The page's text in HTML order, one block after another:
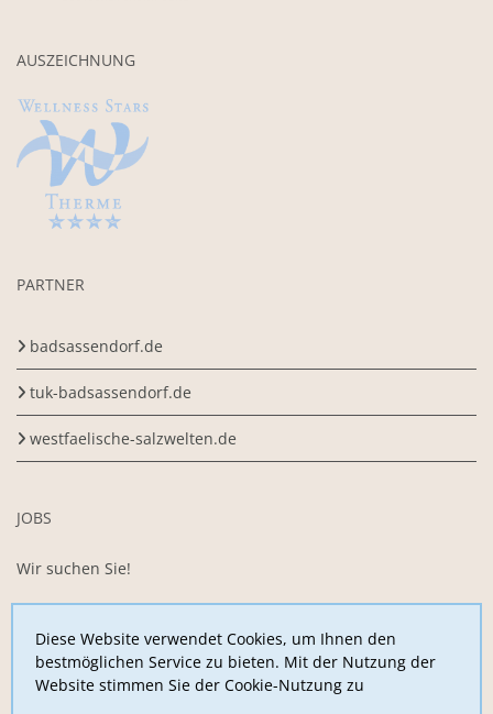
AUSZEICHNUNG
PARTNER
badsassendorf.de
tuk-badsassendorf.de
westfaelische-salzwelten.de
JOBS
Wir suchen Sie!
begeisterungsfähig und belastbar und möchten uns mit Ihrer
Arbeitskraft unterstützen?
Diese Website verwendet Cookies, um Ihnen den
bestmöglichen Service zu bieten. Mit der Nutzung der
Website stimmen Sie der Cookie-Nutzung zu